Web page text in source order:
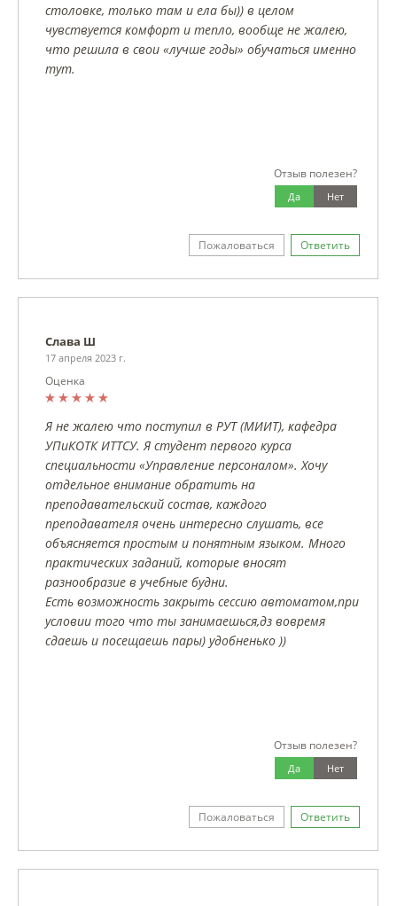
столовке, только там и ела бы)) в целом
чувствуется комфорт и тепло, вообще не жалею,
что решила в свои «лучше годы» обучаться именно
тут.
Отзыв полезен?
Нет
Да
Пожаловаться Ответить
Слава Ш
17 апреля 2023 г.
Оценка
Я не жалею что поступил в РУТ (МИИТ), кафедра
УПиКОТК ИТТСУ. Я студент первого курса
специальности «Управление персоналом». Хочу
отдельное внимание обратить на
преподавательский состав, каждого
преподавателя очень интересно слушать, все
объясняется простым и понятным языком. Много
практических заданий, которые вносят
разнообразие в учебные будни.
Есть возможность закрыть сессию автоматом,при
условии того что ты занимаешься,дз вовремя
сдаешь и посещаешь пары) удобненько ))
Отзыв полезен?
Нет
Да
Пожаловаться Ответить